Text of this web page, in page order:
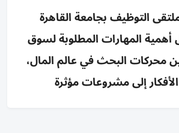
التوظيف بجامعة القاهرة
المهارات المطلوبة لسوق
محركات البحث في عالم المال،
إلى مشروعات مؤثرة